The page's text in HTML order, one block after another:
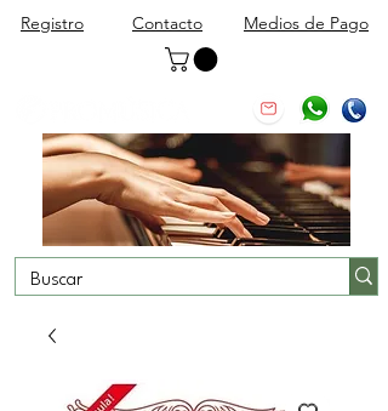
Registro Contacto Medios de Pago